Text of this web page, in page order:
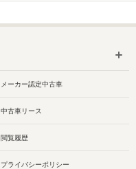
メーカー認定中古車
中古車リース
閲覧履歴
プライバシーポリシー